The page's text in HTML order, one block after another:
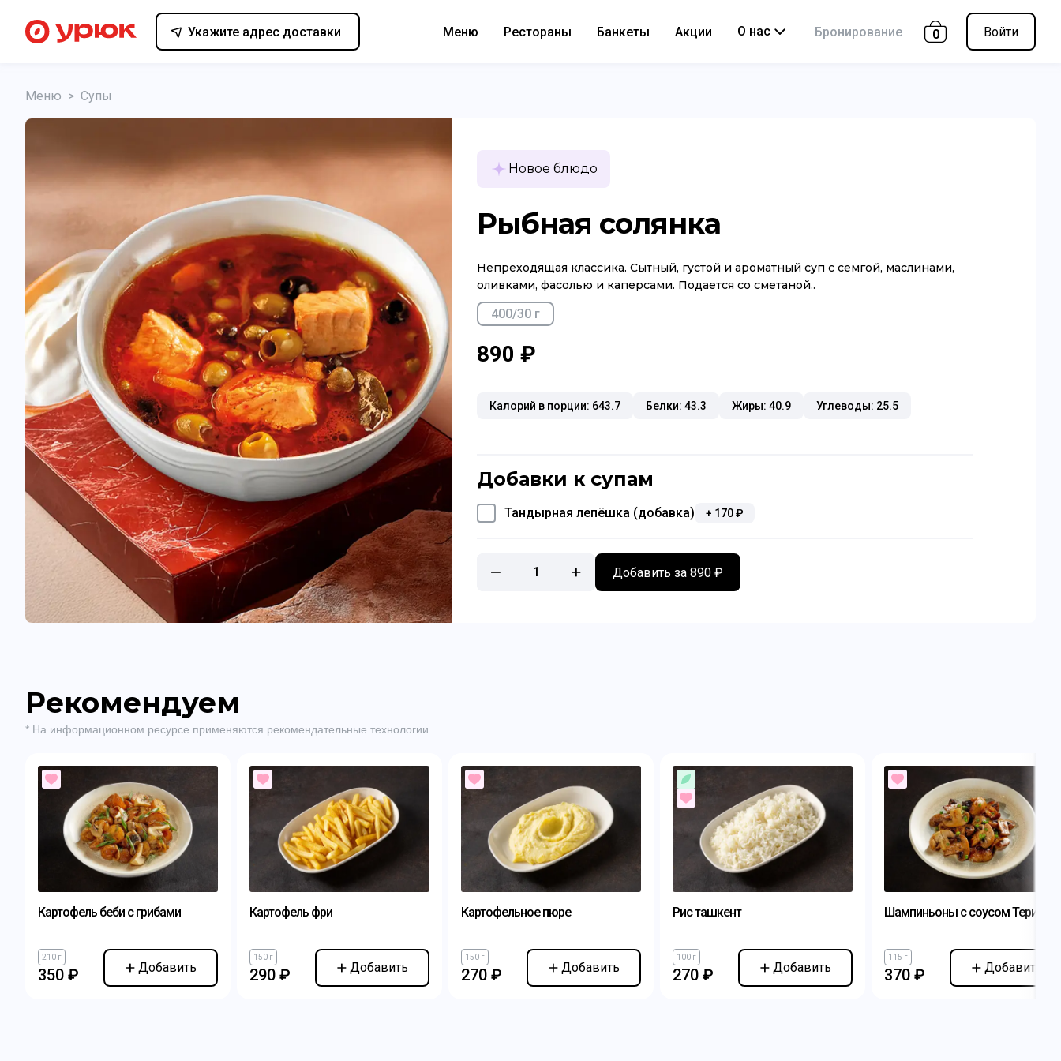
Укажите адрес доставки Меню Рестораны Банкеты Акции О нас Бронирование 0 Войти
Меню > Супы
Новое блюдо
Рыбная солянка
Непреходящая классика. Сытный, густой и ароматный суп с семгой, маслинами,
оливками, фасолью и каперсами. Подается со сметаной..
400/30 г
890 ₽
Калорий в порции: 643.7 Белки: 43.3 Жиры: 40.9 Углеводы: 25.5
Добавки к супам
Тандырная лепёшка (добавка) + 170₽
1 Добавить за 890 ₽
Рекомендуем
* На информационном ресурсе применяются рекомендательные технологии
Картофель беби с грибами
210 г
350 ₽ Добавить
Картофель фри
150 г
290 ₽ Добавить
Картофельное пюре
150 г
270 ₽ Добавить
Рис ташкент
100 г
270 ₽ Добавить
Шампиньоны с соусом Терияки
115 г
370 ₽ Добавить